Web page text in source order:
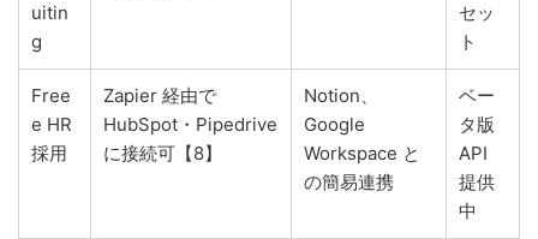
uitin
g
セッ
ト
Free
e HR
採用
Zapier 経由で
HubSpot・Pipedrive
に接続可【8】
Notion、
Google
Workspace と
の簡易連携
ベー
タ版
API
提供
中